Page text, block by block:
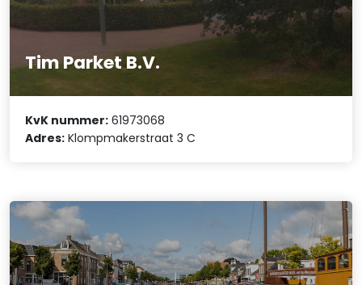
Tim Parket B.V.
KvK nummer: 61973068
Adres: Klompmakerstraat 3 C